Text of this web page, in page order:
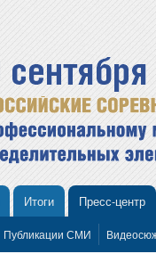
Итоги Пресс-центр
Публикации СМИ